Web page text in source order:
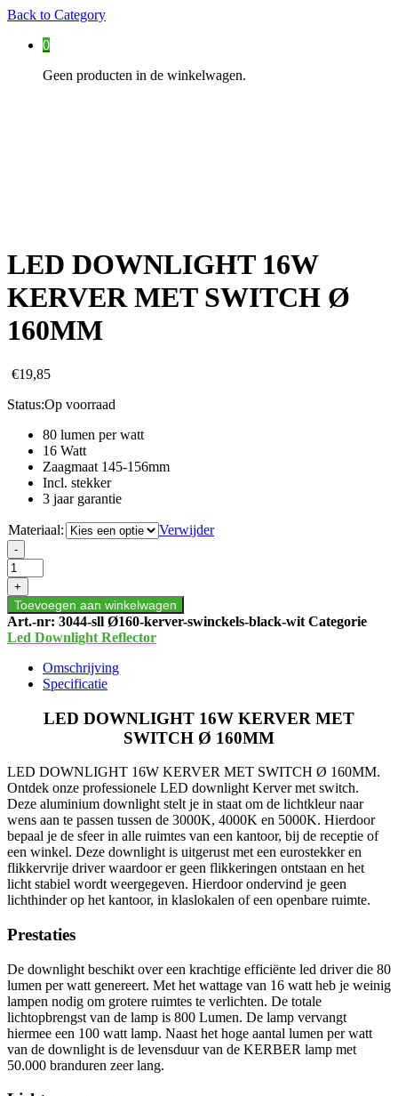
Back to Category
0
Geen producten in de winkelwagen.
LED DOWNLIGHT 16W
KERVER MET SWITCH Ø
160MM
€19,85
Status:Op voorraad
80 lumen per watt
16 Watt
Zaagmaat 145-156mm
Incl. stekker
3 jaar garantie
Materiaal:
Verwijder
LED
DOWNLIGHT
16W
KERVER
MET
SWITCH
Ø
aantal
-
+
Toevoegen aan winkelwagen
Art.-nr: 3044-sll Ø160-kerver-swinckels-black-wit Categorie
Led Downlight Reflector
Omschrijving
Specificatie
LED DOWNLIGHT 16W KERVER MET
SWITCH Ø 160MM
LED DOWNLIGHT 16W KERVER MET SWITCH Ø 160MM.
Ontdek onze professionele LED downlight Kerver met switch.
Deze aluminium downlight stelt je in staat om de lichtkleur naar
wens aan te passen tussen de 3000K, 4000K en 5000K. Hierdoor
bepaal je de sfeer in alle ruimtes van een kantoor, bij de receptie of
een winkel. Deze downlight is uitgerust met een eurostekker en
flikkervrije driver waardoor er geen flikkeringen ontstaan en het
licht stabiel wordt weergegeven. Hierdoor ondervind je geen
lichthinder op het kantoor, in klaslokalen of een openbare ruimte.
Prestaties
De downlight beschikt over een krachtige efficiënte led driver die 80
lumen per watt genereert. Met het wattage van 16 watt heb je weinig
lampen nodig om grotere ruimtes te verlichten. De totale
lichtopbrengst van de lamp is 800 Lumen. De lamp vervangt
hiermee een 100 watt lamp. Naast het hoge aantal lumen per watt
van de downlight is de levensduur van de KERBER lamp met
50.000 branduren zeer lang.